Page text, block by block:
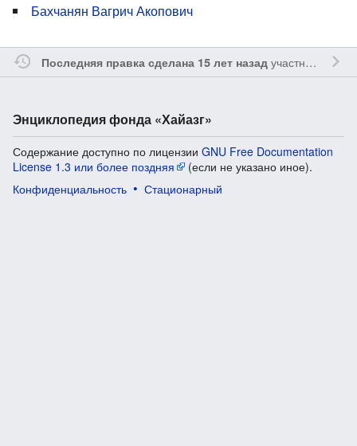
Бахчанян Вагрич Акопович
Последняя правка сделана 15 лет назадучастником
Энциклопедия фонда «Хайазг»
Содержание доступно по лицензии GNU Free Documentation
License 1.3 или более поздняя
(если не указано иное).
Конфиденциальность
Стационарный